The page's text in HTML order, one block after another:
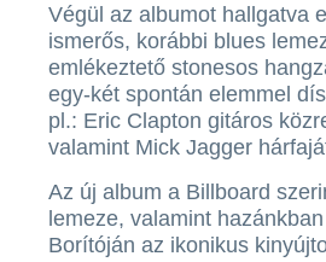
Végül az albumot hallgatva
ismerős, korábbi blues
emlékeztető stonesos
egy-két spontán elemmel
pl.: Eric Clapton gitáros
valamint Mick Jagger
Az új album a Billboard
lemeze, valamint
Borítóján az ikonikus